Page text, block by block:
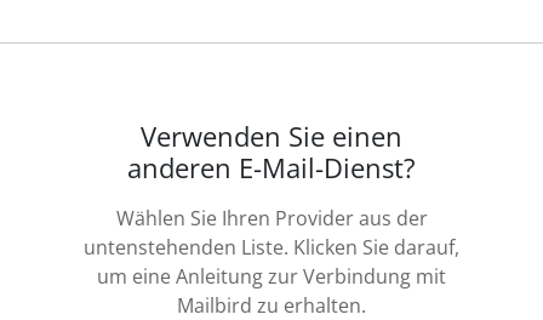
Verwenden Sie einen
anderen E-Mail-Dienst?
Wählen Sie Ihren Provider aus der
untenstehenden Liste. Klicken Sie darauf,
um eine Anleitung zur Verbindung mit
Mailbird zu erhalten.